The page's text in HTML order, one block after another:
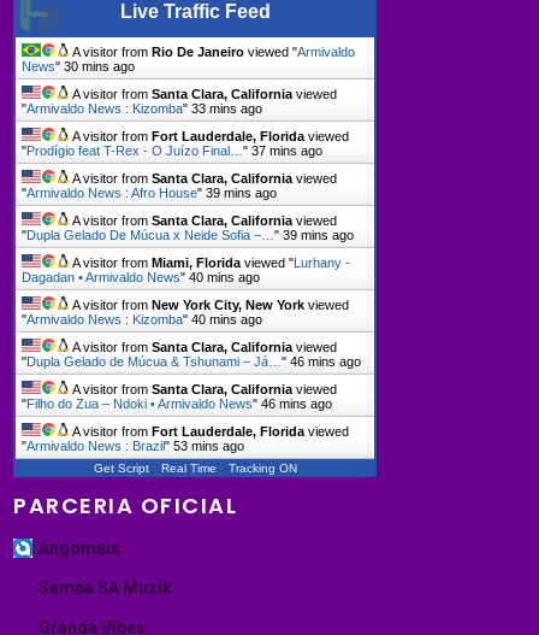
Live Traffic Feed
A visitor from Rio De Janeiro viewed "Armivaldo
News"30 mins ago
A visitor fromSanta Clara, Californiaviewed
"Armivaldo News : Kizomba"33 mins ago
A visitor from Fort Lauderdale, Floridaviewed
"Prodígio feat T-Rex - O Juízo Final…"37 mins ago
A visitor fromSanta Clara, Californiaviewed
"Armivaldo News : Afro House"39 mins ago
A visitor fromSanta Clara, Californiaviewed
"Dupla Gelado De Múcua x Neide Sofia –…"39 mins ago
A visitor from Miami, Floridaviewed "Lurhany -
Dagadan • Armivaldo News"40 mins ago
A visitor from New York City, New York viewed
"Armivaldo News : Kizomba"40 mins ago
A visitor fromSanta Clara, Californiaviewed
"Dupla Gelado de Múcua & Tshunami – Já…"46 mins ago
A visitor fromSanta Clara, Californiaviewed
"Filho do Zua – Ndoki • Armivaldo News"46 mins ago
A visitor from Fort Lauderdale, Floridaviewed
"Armivaldo News : Brazil"53 mins ago
Get Script Real Time Tracking ON
PARCERIA OFICIAL
Angomais
Samba SA Muzik
Granda Vibes